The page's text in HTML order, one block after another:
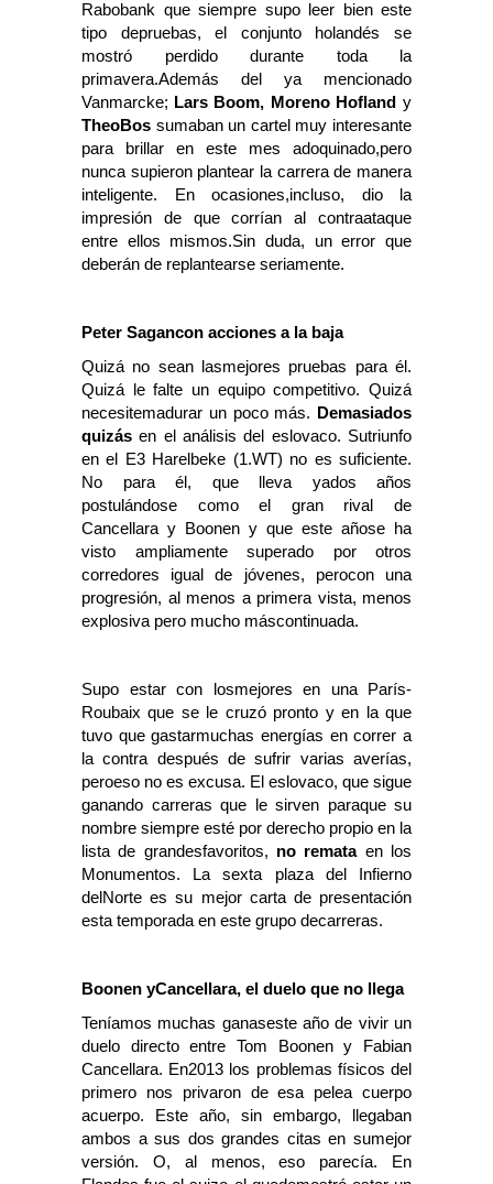
Rabobank que siempre supo leer bien este
tipo depruebas, el conjunto holandés se
mostró perdido durante toda la
primavera.Además del ya mencionado
Vanmarcke; Lars Boom, Moreno Hofland y
TheoBos sumaban un cartel muy interesante
para brillar en este mes adoquinado,pero
nunca supieron plantear la carrera de manera
inteligente. En ocasiones,incluso, dio la
impresión de que corrían al contraataque
entre ellos mismos.Sin duda, un error que
deberán de replantearse seriamente.
Peter Sagancon acciones a la baja
Quizá no sean lasmejores pruebas para él.
Quizá le falte un equipo competitivo. Quizá
necesitemadurar un poco más.
Demasiados
quizás en el análisis del eslovaco. Sutriunfo
en el E3 Harelbeke (1.WT) no es suficiente.
No para él, que lleva yados años
postulándose como el gran rival de
Cancellara y Boonen y que este añose ha
visto ampliamente superado por otros
corredores igual de jóvenes, perocon una
progresión, al menos a primera vista, menos
explosiva pero mucho máscontinuada.
Supo estar con losmejores en una París-
Roubaix que se le cruzó pronto y en la que
tuvo que gastarmuchas energías en correr a
la contra después de sufrir varias averías,
peroeso no es excusa. El eslovaco, que sigue
ganando carreras que le sirven paraque su
nombre siempre esté por derecho propio en la
lista de grandesfavoritos, no remataen los
Monumentos. La sexta plaza del Infierno
delNorte es su mejor carta de presentación
esta temporada en este grupo decarreras.
Boonen yCancellara, el duelo que no llega
Teníamos muchas ganaseste año de vivir un
duelo directo entre Tom Boonen y Fabian
Cancellara. En2013 los problemas físicos del
primero nos privaron de esa pelea cuerpo
acuerpo. Este año, sin embargo, llegaban
ambos a sus dos grandes citas en sumejor
versión. O, al menos, eso parecía. En